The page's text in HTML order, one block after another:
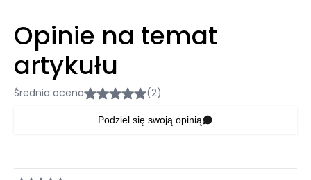
Opinie na temat
artykułu
Średnia ocena (2)
Podziel się swoją opinią